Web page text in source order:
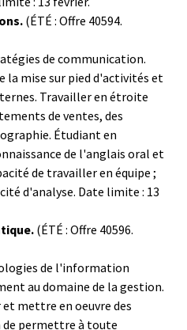
(ÉTÉ : Offre 40594.
de communication.
la mise sur pied d'activités et
Travailler en étroite
de ventes, des
Étudiant en
de l'anglais oral et
de travailler en équipe ;
d'analyse. Date limite : 13
(ÉTÉ : Offre 40596.
de l'information
au domaine de la gestion.
mettre en oeuvre des
permettre à toute